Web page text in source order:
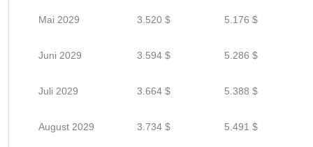
Mai 2029 3.520 $ 5.176 $
Juni 2029 3.594 $ 5.286 $
Juli 2029 3.664 $ 5.388 $
August 2029 3.734 $ 5.491 $